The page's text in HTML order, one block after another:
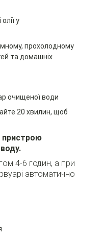
у
прохолодному
та домашніх
очищеної води
20 хвилин, щоб
4-6 годин, а при
автоматично